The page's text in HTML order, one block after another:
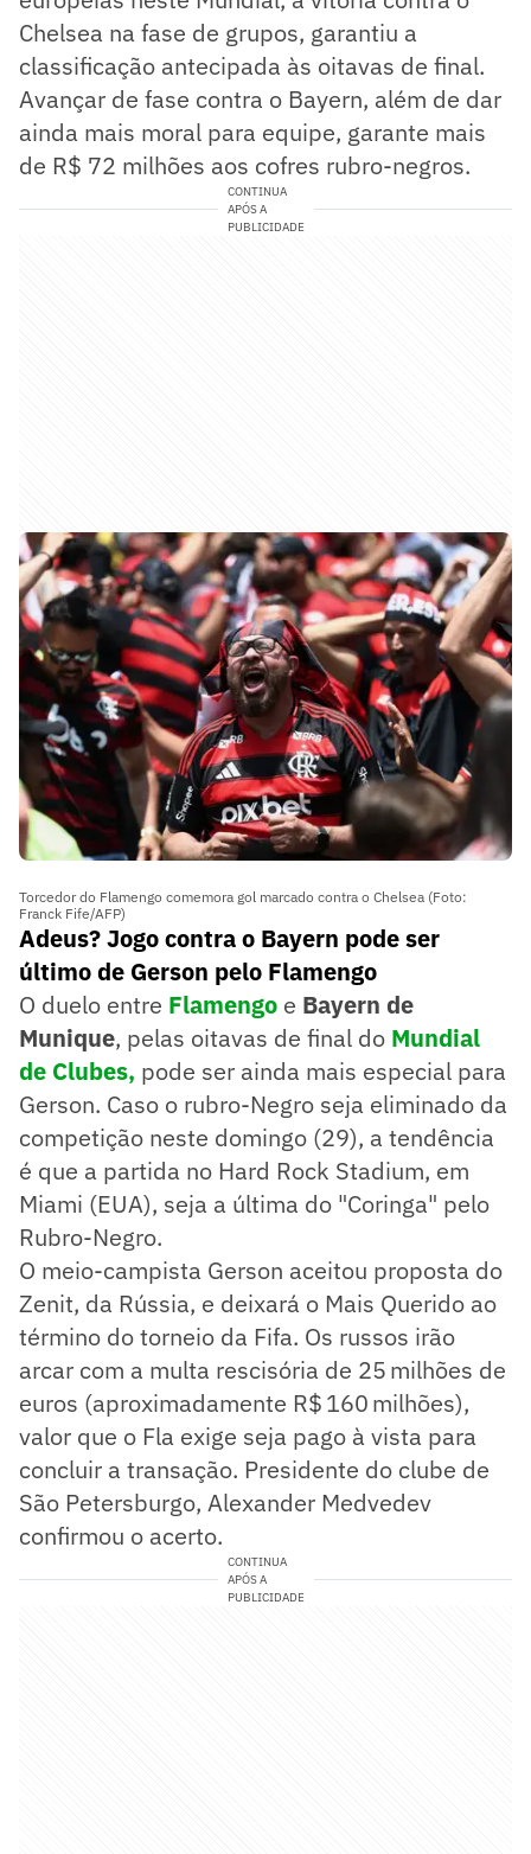
Chelsea na fase de grupos, garantiu a
classificação antecipada às oitavas de final.
Avançar de fase contra o Bayern, além de dar
ainda mais moral para equipe, garante mais
de R$ 72 milhões aos cofres rubro-negros.
CONTINUA
APÓS A
PUBLICIDADE
Torcedor do Flamengo comemora gol marcado contra o Chelsea (Foto:
Franck Fife/AFP)
Adeus? Jogo contra o Bayern pode ser
último de Gerson pelo Flamengo
O duelo entre Flamengo e Bayern de
Munique, pelas oitavas de final do Mundial
de Clubes, pode ser ainda mais especial para
Gerson. Caso o rubro-Negro seja eliminado da
competição neste domingo (29), a tendência
é que a partida no Hard Rock Stadium, em
Miami (EUA), seja a última do "Coringa" pelo
Rubro-Negro.
O meio-campista Gerson aceitou proposta do
Zenit, da Rússia, e deixará o Mais Querido ao
término do torneio da Fifa. Os russos irão
arcar com a multa rescisória de 25 milhões de
euros (aproximadamente R$ 160 milhões),
valor que o Fla exige seja pago à vista para
concluir a transação. Presidente do clube de
São Petersburgo, Alexander Medvedev
confirmou o acerto.
CONTINUA
APÓS A
PUBLICIDADE